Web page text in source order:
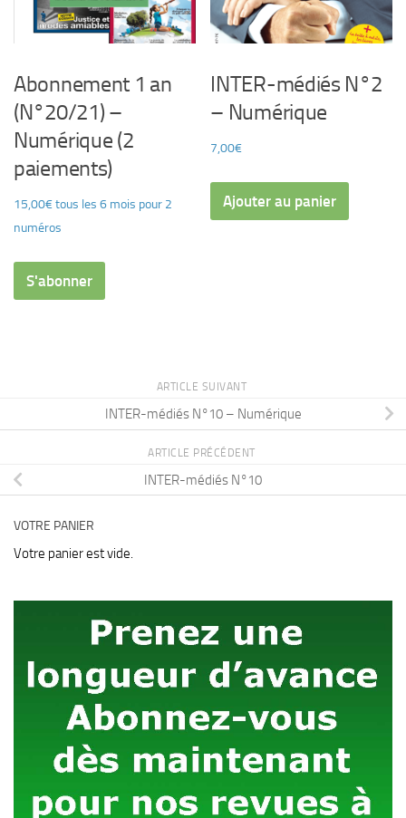
Abonnement 1 an
(N°20/21) –
Numérique (2
paiements)
15,00€tous les 6 mois pour 2
numéros
S'abonner
INTER-médiés N°2
– Numérique
7,00€
Ajouter au panier
ARTICLE SUIVANT
INTER-médiés N°10 – Numérique
ARTICLE PRÉCÉDENT
INTER-médiés N°10
VOTRE PANIER
Votre panier est vide.